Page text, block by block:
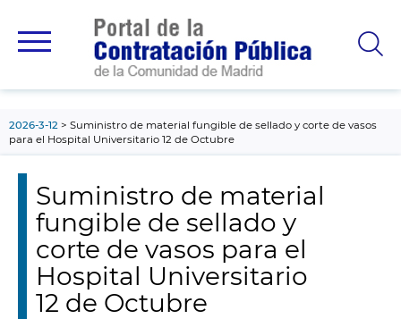
principal
2026-3-12
Suministro de material fungible de sellado y corte de vasos
para el Hospital Universitario 12 de Octubre
Suministro de material
fungible de sellado y
corte de vasos para el
Hospital Universitario
12 de Octubre